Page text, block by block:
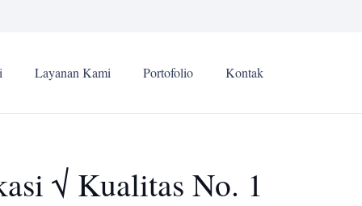
Layanan Kami Portofolio Kontak
√ Kualitas No. 1